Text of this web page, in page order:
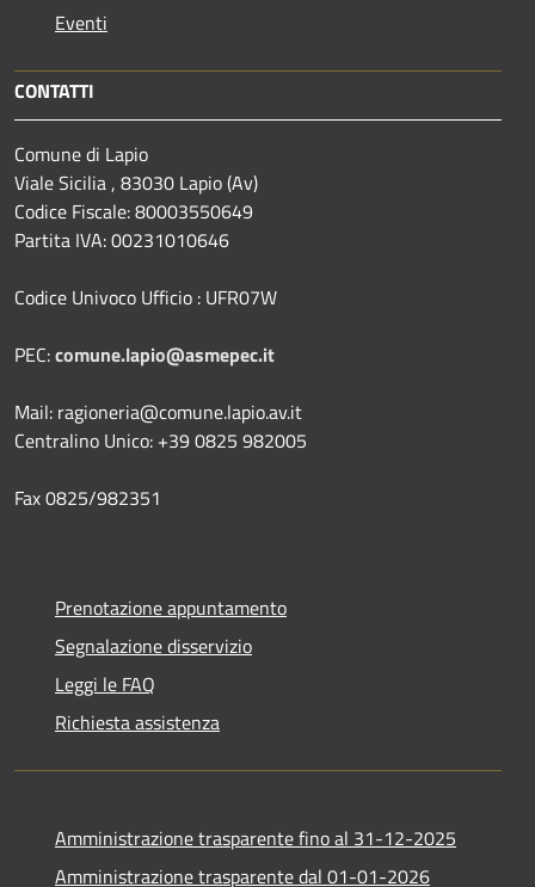
Eventi
CONTATTI
Comune di Lapio
Viale Sicilia , 83030 Lapio (Av)
Codice Fiscale: 80003550649
Partita IVA: 00231010646
Codice Univoco Ufficio : UFR07W
PEC:comune.lapio@asmepec.it
Mail: ragioneria@comune.lapio.av.it
Centralino Unico: +39 0825 982005
Fax 0825/982351
Prenotazione appuntamento
Segnalazione disservizio
Leggi le FAQ
Richiesta assistenza
Amministrazione trasparente fino al 31-12-2025
Amministrazione trasparente dal 01-01-2026